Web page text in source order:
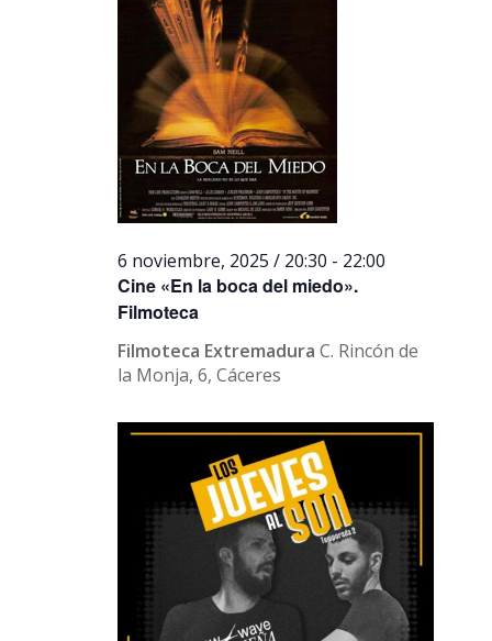
Cine «En la boca del miedo».
Filmoteca
6 noviembre, 2025 / 20:30 - 22:00
Filmoteca ExtremaduraC. Rincón de
la Monja, 6, Cáceres